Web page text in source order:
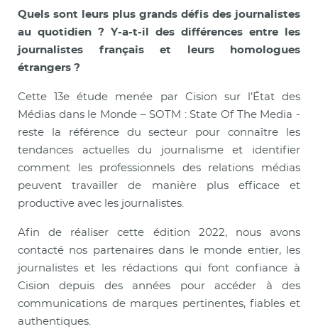
Quels sont leurs plus grands défis des journalistes
au quotidien ? Y-a-t-il des différences entre les
journalistes français et leurs homologues
étrangers ?
Cette 13e étude menée par Cision sur l’État des
Médias dans le Monde – SOTM : State Of The Media -
reste la référence du secteur pour connaître les
tendances actuelles du journalisme et identifier
comment les professionnels des relations médias
peuvent travailler de manière plus efficace et
productive avec les journalistes.
Afin de réaliser cette édition 2022, nous avons
contacté nos partenaires dans le monde entier, les
journalistes et les rédactions qui font confiance à
Cision depuis des années pour accéder à des
communications de marques pertinentes, fiables et
authentiques.